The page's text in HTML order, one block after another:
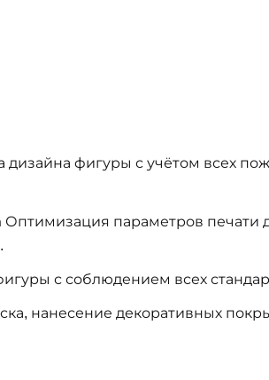
дизайна фигуры с учётом всех
Оптимизация параметров печати
с соблюдением всех
нанесение декоративных